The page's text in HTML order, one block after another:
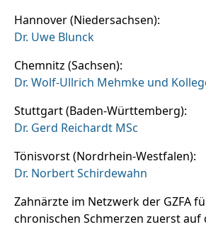
Hannover (Niedersachsen):
Dr. Uwe Blunck
Chemnitz (Sachsen):
Dr. Wolf-Ullrich Mehmke und
Stuttgart (Baden-Württemberg):
Dr. Gerd Reichardt MSc
Tönisvorst (Nordrhein-Westfalen):
Dr. Norbert Schirdewahn
Zahnärzte im Netzwerk der GZFA
chronischen Schmerzen zuerst auf